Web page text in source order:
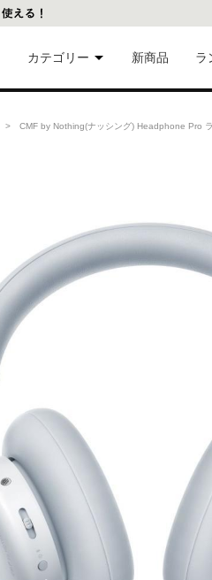
カテゴリー
美術品
映像・音
楽
食品
新商品 ラ
> CMF by Nothing(ナッシング) Headphone Pro ラ